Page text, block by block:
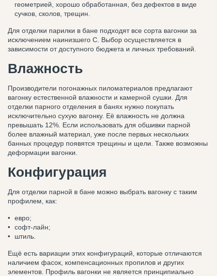
геометрией, хорошо обработанная, без дефектов в виде
сучков, сколов, трещин.
Для отделки парилки в бане подходят все сорта вагонки за
исключением наинизшего С. Выбор осуществляется в
зависимости от доступного бюджета и личных требований.
Влажность
Производители погонажных пиломатериалов предлагают
вагонку естественной влажности и камерной сушки. Для
отделки парного отделения в банях нужно покупать
исключительно сухую вагонку. Её влажность не должна
превышать 12%. Если использовать для обшивки парной
более влажный материал, уже после первых нескольких
банных процедур появятся трещины и щели. Также возможны
деформации вагонки.
Конфигурация
Для отделки парной в бане можно выбрать вагонку с таким
профилем, как:
евро;
софт-лайн;
штиль.
Ещё есть вариации этих конфигураций, которые отличаются
наличием фасок, компенсационных пропилов и других
элементов. Профиль вагонки не является принципиально